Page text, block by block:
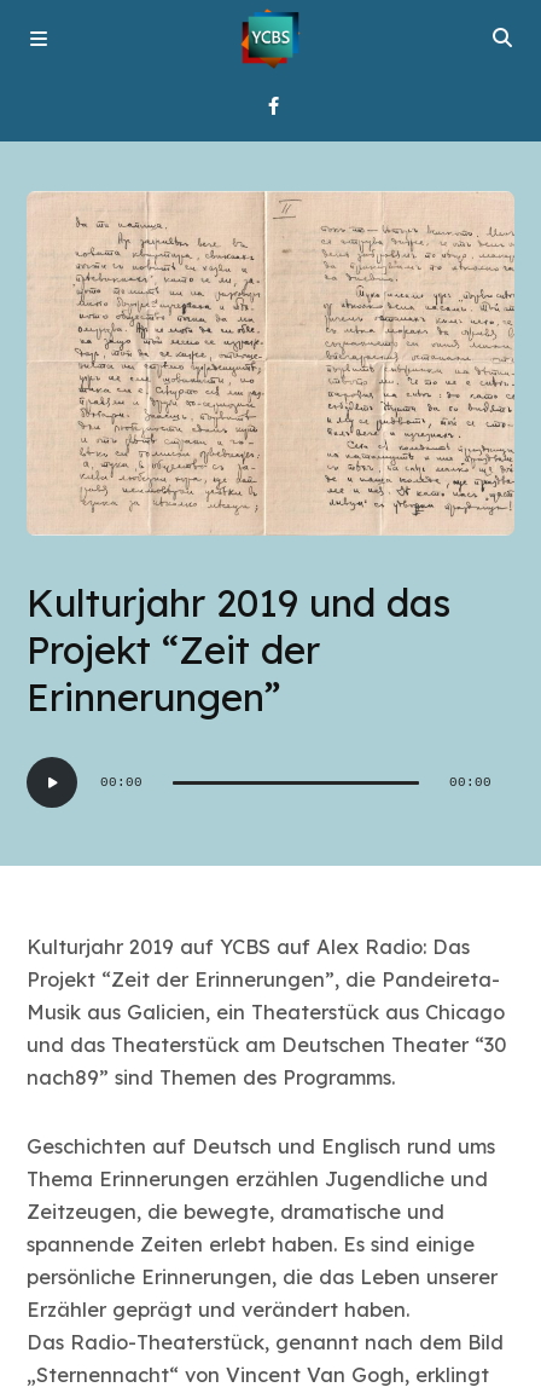
Programme
Über YCBS
Media Bridges
Kulturjahr 2019 und das
Projekt “Zeit der
Erinnerungen”
Audio-
Player
00:00 00:00
Kulturjahr 2019 auf YCBS auf Alex Radio: Das
Projekt “Zeit der Erinnerungen”, die Pandeireta-
Musik aus Galicien, ein Theaterstück aus Chicago
und das Theaterstück am Deutschen Theater “30
nach89” sind Themen des Programms.
Geschichten auf Deutsch und Englisch rund ums
Thema Erinnerungen erzählen Jugendliche und
Zeitzeugen, die bewegte, dramatische und
spannende Zeiten erlebt haben. Es sind einige
persönliche Erinnerungen, die das Leben unserer
Erzähler geprägt und verändert haben.
Das Radio-Theaterstück, genannt nach dem Bild
„Sternennacht“ von Vincent Van Gogh, erklingt